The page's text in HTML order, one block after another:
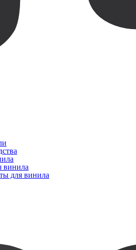
винила
для винила